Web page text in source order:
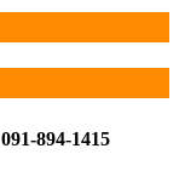
091-894-1415